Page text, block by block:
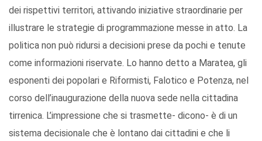
dei rispettivi territori, attivando iniziative straordinarie per
illustrare le strategie di programmazione messe in atto. La
politica non può ridursi a decisioni prese da pochi e tenute
come informazioni riservate. Lo hanno detto a Maratea, gli
esponenti dei popolari e Riformisti, Falotico e Potenza, nel
corso dell’inaugurazione della nuova sede nella cittadina
tirrenica. L’impressione che si trasmette- dicono- è di un
sistema decisionale che è lontano dai cittadini e che li